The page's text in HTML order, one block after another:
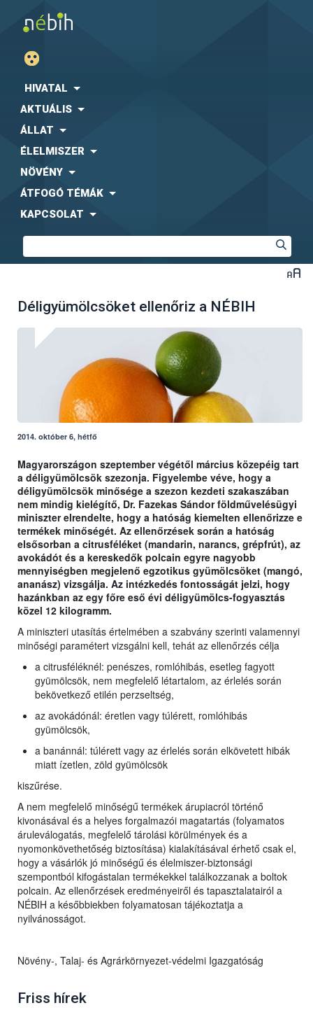
HIVATAL
AKTUÁLIS
ÁLLAT
ÉLELMISZER
NÖVÉNY
ÁTFOGÓ TÉMÁK
KAPCSOLAT
Déligyümölcsöket ellenőriz a NÉBIH
2014. október 6, hétfő
Magyarországon szeptember végétől március közepéig tart
a déligyümölcsök szezonja. Figyelembe véve, hogy a
déligyümölcsök minősége a szezon kezdeti szakaszában
nem mindig kielégítő, Dr. Fazekas Sándor földművelésügyi
miniszter elrendelte, hogy a hatóság kiemelten ellenőrizze e
termékek minőségét. Az ellenőrzések során a hatóság
elsősorban a citrusféléket (mandarin, narancs, grépfrút), az
avokádót és a kereskedők polcain egyre nagyobb
mennyiségben megjelenő egzotikus gyümölcsöket (mangó,
ananász) vizsgálja. Az intézkedés fontosságát jelzi, hogy
hazánkban az egy főre eső évi déligyümölcs-fogyasztás
közel 12 kilogramm.
A miniszteri utasítás értelmében a szabvány szerinti valamennyi
minőségi paramétert vizsgálni kell, tehát az ellenőrzés célja
a citrusféléknél: penészes, romlóhibás, esetleg fagyott
gyümölcsök, nem megfelelő létartalom, az érlelés során
bekövetkező etilén perzseltség,
az avokádónál: éretlen vagy túlérett, romlóhibás
gyümölcsök,
a banánnál: túlérett vagy az érlelés során elkövetett hibák
miatt ízetlen, zöld gyümölcsök
kiszűrése.
A nem megfelelő minőségű termékek árupiacról történő
kivonásával és a helyes forgalmazói magatartás (folyamatos
áruleválogatás, megfelelő tárolási körülmények és a
nyomonkövethetőség biztosítása) kialakításával érhető csak el,
hogy a vásárlók jó minőségű és élelmiszer-biztonsági
szempontból kifogástalan termékekkel találkozzanak a boltok
polcain. Az ellenőrzések eredményeiről és tapasztalatairól a
NÉBIH a későbbiekben folyamatosan tájékoztatja a
nyilvánosságot.
Növény-, Talaj- és Agrárkörnyezet-védelmi Igazgatóság
Friss hírek